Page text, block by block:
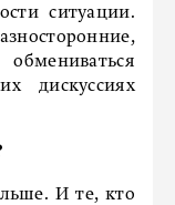
ситуации.
дискуссиях
И те, кто